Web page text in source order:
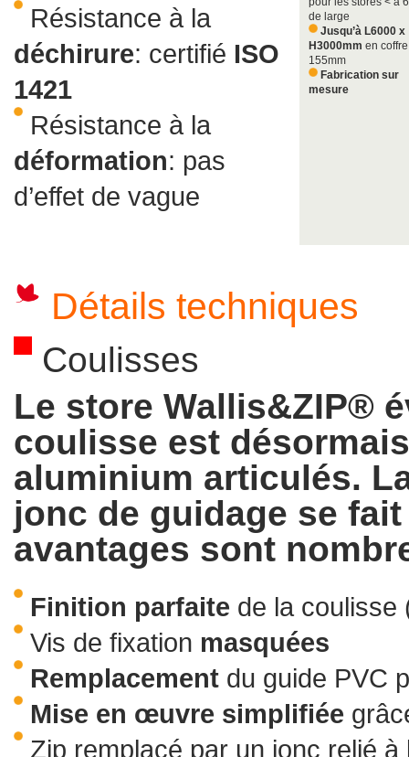
Résistance à la
déchirure: certifié ISO
1421
Résistance à la
déformation: pas
d’effet de vague
de large
Jusqu’à L6000 x
H3000mm en
155mm
Fabrication sur
mesure
Détails techniques
Coulisses
Le store Wallis&ZIP®
coulisse est
aluminium articulés.
jonc de guidage se
avantages sont
Finition parfaite de la coulisse
Vis de fixation masquées
Remplacement du guide PVC
Mise en œuvre simplifiée
Zip remplacé par un jonc relié